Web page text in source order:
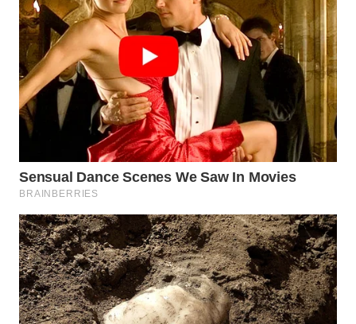
WN
DEPOK
WN
TAPANULI
UTARA
WN
SAMOSIR
WN
PADANG
LAWAS
WN
SUMEDANG